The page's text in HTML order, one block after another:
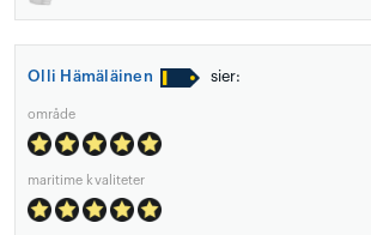
Olli Hämäläinen sier:
område
maritime kvaliteter